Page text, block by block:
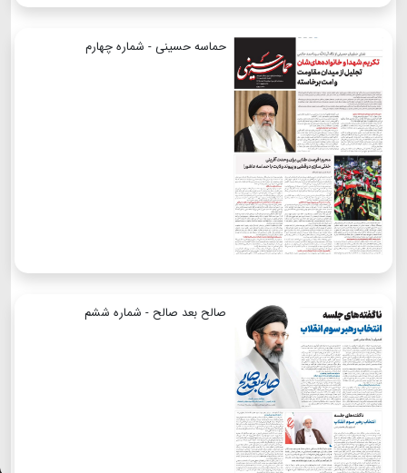
حماسه حسینی - شماره چهارم
صالح بعد صالح - شماره ششم